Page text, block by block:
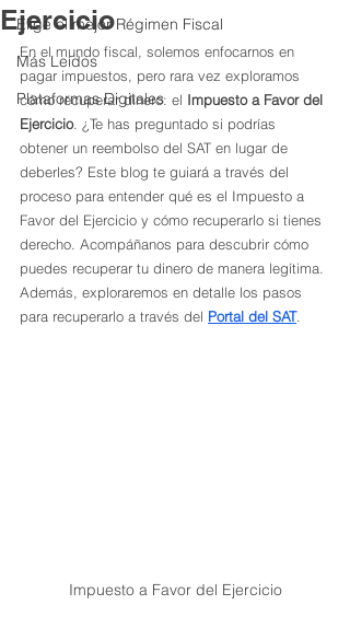
Elige el mejor Régimen Fiscal
Más Leídos
Plataformas Digitales
Ejercicio
En el mundo fiscal, solemos enfocarnos en
pagar impuestos, pero rara vez exploramos
cómo recuperar dinero: el Impuesto a Favor del
Ejercicio. ¿Te has preguntado si podrías
obtener un reembolso del SAT en lugar de
deberles? Este blog te guiará a través del
proceso para entender qué es el Impuesto a
Favor del Ejercicio y cómo recuperarlo si tienes
derecho. Acompáñanos para descubrir cómo
puedes recuperar tu dinero de manera legítima.
Además, exploraremos en detalle los pasos
para recuperarlo a través del Portal del SAT.
Impuesto a Favor del Ejercicio